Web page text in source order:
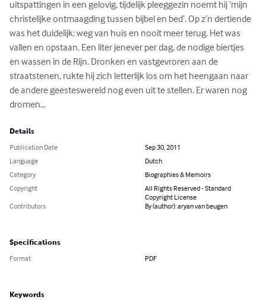
uitspattingen in een gelovig, tijdelijk pleeggezin noemt hij ‘mijn
christelijke ontmaagding tussen bijbel en bed’. Op z’n dertiende
was het duidelijk: weg van huis en nooit meer terug. Het was
vallen en opstaan. Een liter jenever per dag, de nodige biertjes
en wassen in de Rijn. Dronken en vastgevroren aan de
straatstenen, rukte hij zich letterlijk los om het heengaan naar
de andere geesteswereld nog even uit te stellen. Er waren nog
dromen…
Details
Publication Date
Sep 30, 2011
Language
Dutch
Category
Biographies & Memoirs
Copyright
All Rights Reserved - Standard
Copyright License
Contributors
By (author): aryan van beugen
Specifications
Format PDF
Keywords